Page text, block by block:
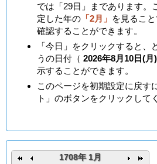
では「29日」まであります。
定した年の 「2月」 を見るこ
確認することができます。
「今日」をクリックすると、
うの日付（ 2026年8月10日(月
示することができます。
このページを初期設定に戻す
ト」のボタンをクリックして
1708年 1月